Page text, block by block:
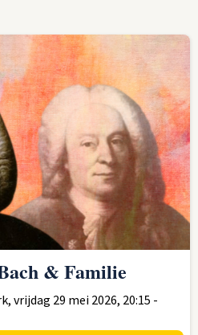
& Familie
vrijdag 29 mei 2026, 20:15 -